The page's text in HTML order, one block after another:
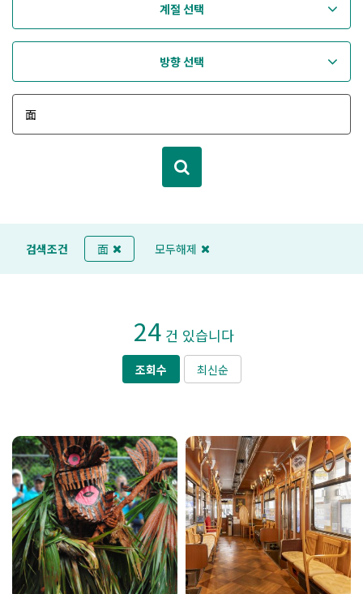
계절 선택
방향 선택
검색조건 面 모두해제
24 건 있습니다
조회수 최신순